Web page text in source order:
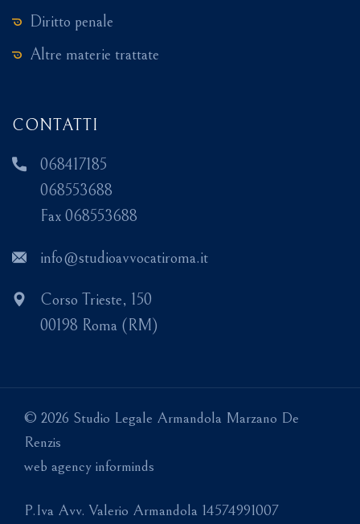
Diritto penale
Altre materie trattate
CONTATTI
068417185
068553688
Fax 068553688
info@studioavvocatiroma.it
Corso Trieste, 150
00198 Roma (RM)
© 2026 Studio Legale Armandola Marzano De
Renzis
web agency informinds
P.Iva Avv. Valerio Armandola 14574991007